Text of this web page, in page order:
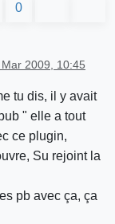
0
Mar 2009, 10:45
tu dis, il y avait
" elle a tout
ce plugin,
Su rejoint la
pb avec ça, ça